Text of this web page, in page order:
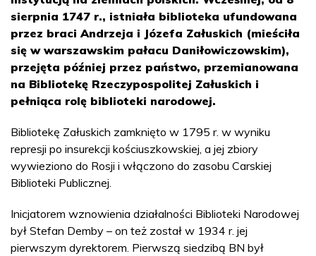
sierpnia 1747 r., istniała biblioteka ufundowana
przez braci Andrzeja i Józefa Załuskich (mieściła
się w warszawskim pałacu Daniłowiczowskim),
przejęta później przez państwo, przemianowana
na Bibliotekę Rzeczypospolitej Załuskich i
pełniąca rolę biblioteki narodowej.
Bibliotekę Załuskich zamknięto w 1795 r. w wyniku
represji po insurekcji kościuszkowskiej, a jej zbiory
wywieziono do Rosji i włączono do zasobu Carskiej
Biblioteki Publicznej.
Inicjatorem wznowienia działalności Biblioteki Narodowej
był Stefan Demby – on też został w 1934 r. jej
pierwszym dyrektorem. Pierwszą siedzibą BN był